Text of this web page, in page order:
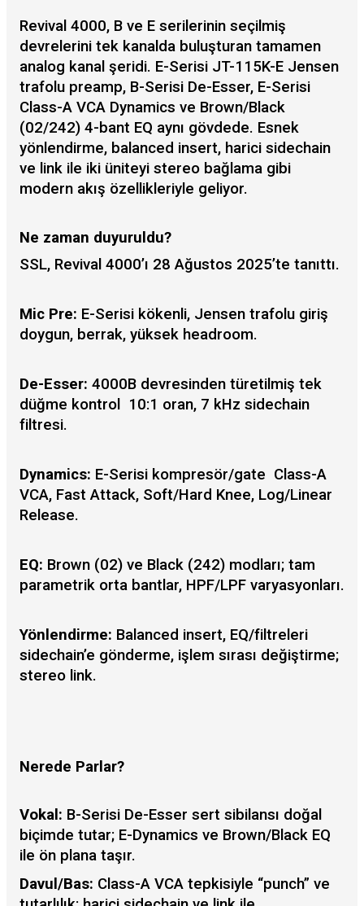
Revival 4000, B ve E serilerinin seçilmiş
devrelerini tek kanalda buluşturan tamamen
analog kanal şeridi. E-Serisi JT-115K-E Jensen
trafolu preamp, B-Serisi De-Esser, E-Serisi
Class-A VCA Dynamics ve Brown/Black
(02/242) 4-bant EQ aynı gövdede. Esnek
yönlendirme, balanced insert, harici sidechain
ve link ile iki üniteyi stereo bağlama gibi
modern akış özellikleriyle geliyor.
Ne zaman duyuruldu?
SSL, Revival 4000’ı 28 Ağustos 2025’te tanıttı.
Mic Pre: E-Serisi kökenli, Jensen trafolu giriş
doygun, berrak, yüksek headroom.
De-Esser: 4000B devresinden türetilmiş tek
düğme kontrol
10:1 oran, 7 kHz sidechain
filtresi.
Dynamics: E-Serisi kompresör/gate Class-A
VCA, Fast Attack, Soft/Hard Knee, Log/Linear
Release.
EQ: Brown (02) ve Black (242) modları; tam
parametrik orta bantlar, HPF/LPF varyasyonları.
Yönlendirme: Balanced insert, EQ/filtreleri
sidechain’e gönderme, işlem sırası değiştirme;
stereo link.
Nerede Parlar?
Vokal: B-Serisi De-Esser sert sibilansı doğal
biçimde tutar; E-Dynamics ve Brown/Black EQ
ile ön plana taşır.
Davul/Bas: Class-A VCA tepkisiyle “punch” ve